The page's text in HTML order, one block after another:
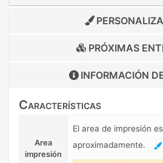
PRÓXIMAS
INFORMACIÓN
Características
Area
impresión
El area de impresión
aproximadamente.